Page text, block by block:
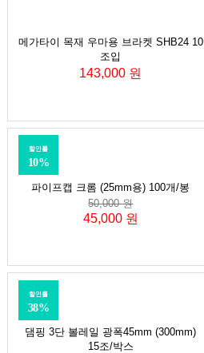
메가타이 목재 우마용 브라켓 SHB24 10
조입
143,000 원
파이프캡 크롬 (25mm용) 100개/봉
할인률
10%
50,000 원
45,000 원
댐핑 3단 볼레일 광폭45mm (300mm)
15조/박스
할인률
38%